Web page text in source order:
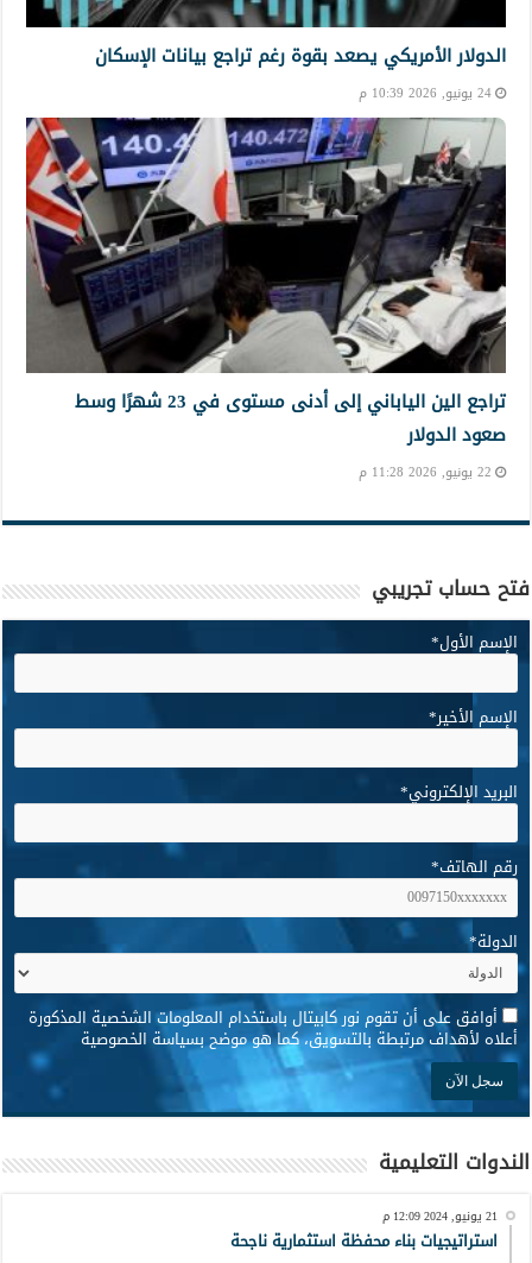
الدولار الأمريكي يصعد بقوة رغم تراجع بيانات الإسكان
24 يونيو, 2026 10:39 م
تراجع الين الياباني إلى أدنى مستوى في 23 شهرًا وسط
صعود الدولار
22 يونيو, 2026 11:28 م
فتح حساب تجريبي
الإسم الأول*
الإسم الأخير*
البريد الإلكتروني*
رقم الهاتف*
الدولة*
* أوافق على أن تقوم نور كابيتال باستخدام المعلومات الشخصية المذكورة
أعلاه لأهداف مرتبطة بالتسويق، كما هو موضح بسياسة الخصوصية
الندوات التعليمية
21 يونيو, 2024 12:09 م
استراتيجيات بناء محفظة استثمارية ناجحة